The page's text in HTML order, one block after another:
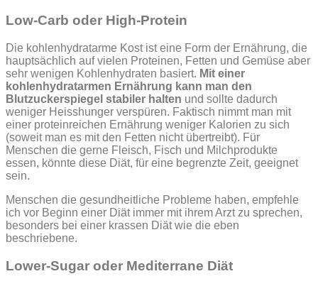
Low-Carb oder High-Protein
Die kohlenhydratarme Kost ist eine Form der Ernährung, die
hauptsächlich auf vielen Proteinen, Fetten und Gemüse aber
sehr wenigen Kohlenhydraten basiert. Mit einer
kohlenhydratarmen Ernährung kann man den
Blutzuckerspiegel stabiler halten und sollte dadurch
weniger Heisshunger verspüren. Faktisch nimmt man mit
einer proteinreichen Ernährung weniger Kalorien zu sich
(soweit man es mit den Fetten nicht übertreibt). Für
Menschen die gerne Fleisch, Fisch und Milchprodukte
essen, könnte diese Diät, für eine begrenzte Zeit, geeignet
sein.
Menschen die gesundheitliche Probleme haben, empfehle
ich vor Beginn einer Diät immer mit ihrem Arzt zu sprechen,
besonders bei einer krassen Diät wie die eben
beschriebene.
Lower-Sugar oder Mediterrane Diät